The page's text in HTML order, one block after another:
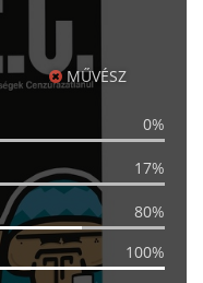
MŰVÉSZ
0%
17%
80%
100%